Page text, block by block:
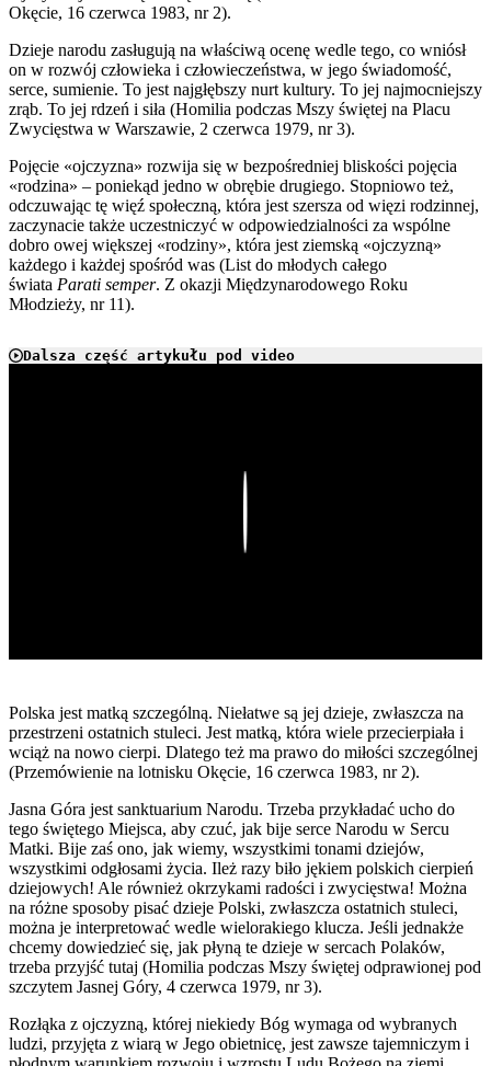
Okęcie, 16 czerwca 1983, nr 2).
Dzieje narodu zasługują na właściwą ocenę wedle tego, co wniósł
on w rozwój człowieka i człowieczeństwa, w jego świadomość,
serce, sumienie. To jest najgłębszy nurt kultury. To jej najmocniejszy
zrąb. To jej rdzeń i siła (Homilia podczas Mszy świętej na Placu
Zwycięstwa w Warszawie, 2 czerwca 1979, nr 3).
Pojęcie «ojczyzna» rozwija się w bezpośredniej bliskości pojęcia
«rodzina» – poniekąd jedno w obrębie drugiego. Stopniowo też,
odczuwając tę więź społeczną, która jest szersza od więzi rodzinnej,
zaczynacie także uczestniczyć w odpowiedzialności za wspólne
dobro owej większej «rodziny», która jest ziemską «ojczyzną»
każdego i każdej spośród was (List do młodych całego
świata Parati semper. Z okazji Międzynarodowego Roku
Młodzieży, nr 11).
Dalsza część artykułu pod video
Polska jest matką szczególną. Niełatwe są jej dzieje, zwłaszcza na
przestrzeni ostatnich stuleci. Jest matką, która wiele przecierpiała i
wciąż na nowo cierpi. Dlatego też ma prawo do miłości szczególnej
(Przemówienie na lotnisku Okęcie, 16 czerwca 1983, nr 2).
Jasna Góra jest sanktuarium Narodu. Trzeba przykładać ucho do
tego świętego Miejsca, aby czuć, jak bije serce Narodu w Sercu
Matki. Bije zaś ono, jak wiemy, wszystkimi tonami dziejów,
wszystkimi odgłosami życia. Ileż razy biło jękiem polskich cierpień
dziejowych! Ale również okrzykami radości i zwycięstwa! Można
na różne sposoby pisać dzieje Polski, zwłaszcza ostatnich stuleci,
można je interpretować wedle wielorakiego klucza. Jeśli jednakże
chcemy dowiedzieć się, jak płyną te dzieje w sercach Polaków,
trzeba przyjść tutaj (Homilia podczas Mszy świętej odprawionej pod
szczytem Jasnej Góry, 4 czerwca 1979, nr 3).
Rozłąka z ojczyzną, której niekiedy Bóg wymaga od wybranych
ludzi, przyjęta z wiarą w Jego obietnicę, jest zawsze tajemniczym i